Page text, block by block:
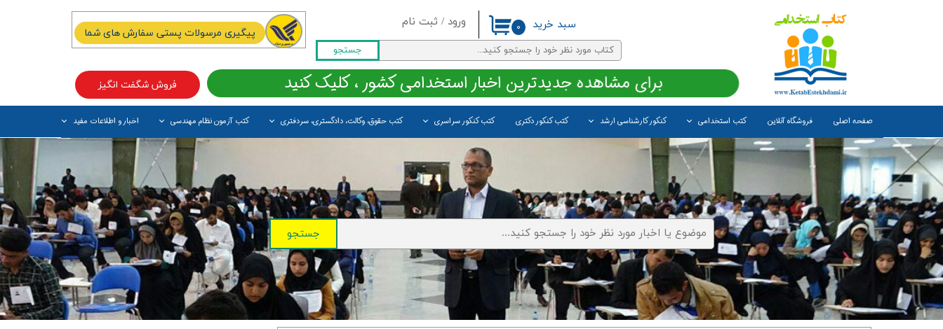
ورود / ثبت نام
حساب کاربری من
تغییر گذر واژه
سفارشات
خروج از حساب کاربری
جستجو
صفحه اصلی فروشگاه آنلاین کتب استخدامی کنکور کارشناسی ارشد کتب کنکور دکتری کتب کنکور سراسری کتب حقوق، وکالت، دادگستری، سردفتری کتب آزمون نظام مهندسی اخبار و اطلاعات مفید
۰ سبد خرید
فروش شگفت انگیز برای مشاهده جدیدترین اخبار استخدامی کشور ، کلیک کنید
پیگیری مرسولات پستی سفارش های شما
جستجو